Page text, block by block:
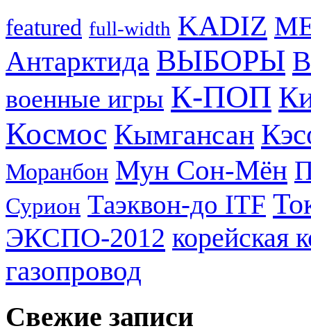
featured full-width KADIZ
Антарктида ВЫБОРЫ
военные игры К-ПОП
Космос Кымгансан
Моранбон Мун Сон-Мён
Сурион Таэквон-до ITF
ЭКСПО-2012 корейская
газопровод
Свежие записи